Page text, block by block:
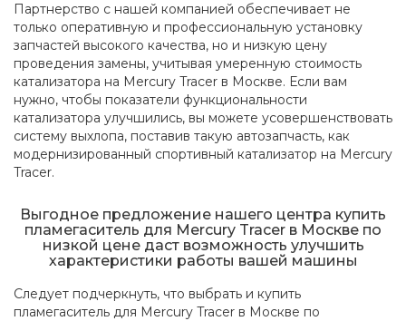
Партнерство с нашей компанией обеспечивает не
только оперативную и профессиональную установку
запчастей высокого качества, но и низкую цену
проведения замены, учитывая умеренную стоимость
катализатора на Mercury Tracer в Москве. Если вам
нужно, чтобы показатели функциональности
катализатора улучшились, вы можете усовершенствовать
систему выхлопа, поставив такую автозапчасть, как
модернизированный спортивный катализатор на Mercury
Tracer.
Выгодное предложение нашего центра купить
пламегаситель для Mercury Tracer в Москве по
низкой цене даст возможность улучшить
характеристики работы вашей машины
Следует подчеркнуть, что выбрать и купить
пламегаситель для Mercury Tracer в Москве по